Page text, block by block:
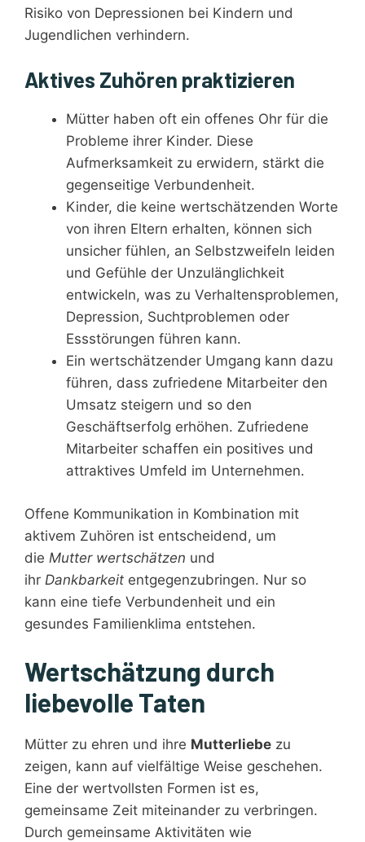
Risiko von Depressionen bei Kindern und
Jugendlichen verhindern.
Aktives Zuhören praktizieren
Mütter haben oft ein offenes Ohr für die
Probleme ihrer Kinder. Diese
Aufmerksamkeit zu erwidern, stärkt die
gegenseitige Verbundenheit.
Kinder, die keine wertschätzenden Worte
von ihren Eltern erhalten, können sich
unsicher fühlen, an Selbstzweifeln leiden
und Gefühle der Unzulänglichkeit
entwickeln, was zu Verhaltensproblemen,
Depression, Suchtproblemen oder
Essstörungen führen kann.
Ein wertschätzender Umgang kann dazu
führen, dass zufriedene Mitarbeiter den
Umsatz steigern und so den
Geschäftserfolg erhöhen. Zufriedene
Mitarbeiter schaffen ein positives und
attraktives Umfeld im Unternehmen.
Offene Kommunikation in Kombination mit
aktivem Zuhören ist entscheidend, um
die Mutter wertschätzen und
ihr Dankbarkeit entgegenzubringen. Nur so
kann eine tiefe Verbundenheit und ein
gesundes Familienklima entstehen.
Wertschätzung durch
liebevolle Taten
Mütter zu ehren und ihre Mutterliebe zu
zeigen, kann auf vielfältige Weise geschehen.
Eine der wertvollsten Formen ist es,
gemeinsame Zeit miteinander zu verbringen.
Durch gemeinsame Aktivitäten wie